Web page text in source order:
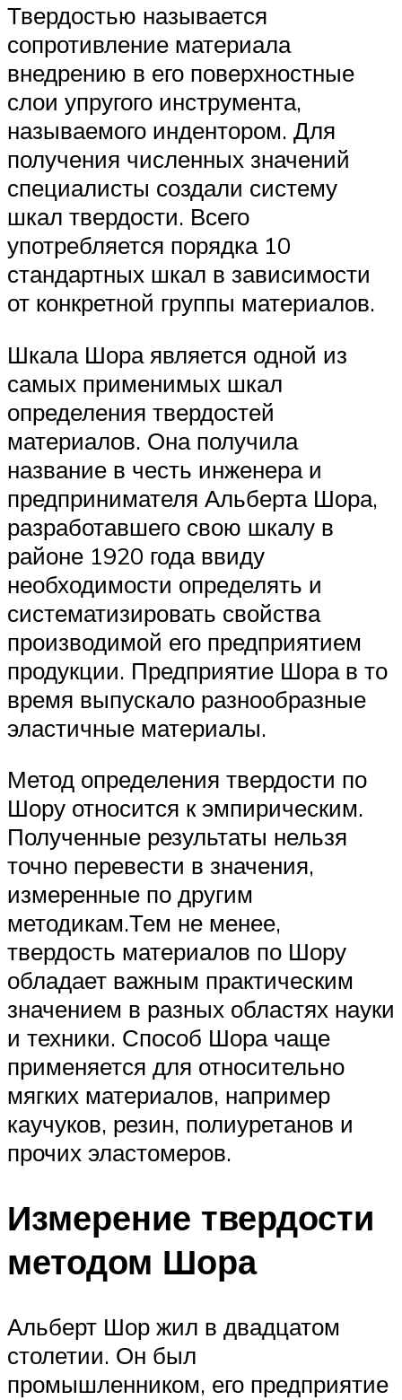
Твердостью называется
сопротивление материала
внедрению в его поверхностные
слои упругого инструмента,
называемого индентором. Для
получения численных значений
специалисты создали систему
шкал твердости. Всего
употребляется порядка 10
стандартных шкал в зависимости
от конкретной группы материалов.
Шкала Шора является одной из
самых применимых шкал
определения твердостей
материалов. Она получила
название в честь инженера и
предпринимателя Альберта Шора,
разработавшего свою шкалу в
районе 1920 года ввиду
необходимости определять и
систематизировать свойства
производимой его предприятием
продукции. Предприятие Шора в то
время выпускало разнообразные
эластичные материалы.
Метод определения твердости по
Шору относится к эмпирическим.
Полученные результаты нельзя
точно перевести в значения,
измеренные по другим
методикам.Тем не менее,
твердость материалов по Шору
обладает важным практическим
значением в разных областях науки
и техники. Способ Шора чаще
применяется для относительно
мягких материалов, например
каучуков, резин, полиуретанов и
прочих эластомеров.
Измерение твердости
методом Шора
Альберт Шор жил в двадцатом
столетии. Он был
промышленником, его предприятие